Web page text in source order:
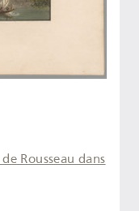
Rousseau dans